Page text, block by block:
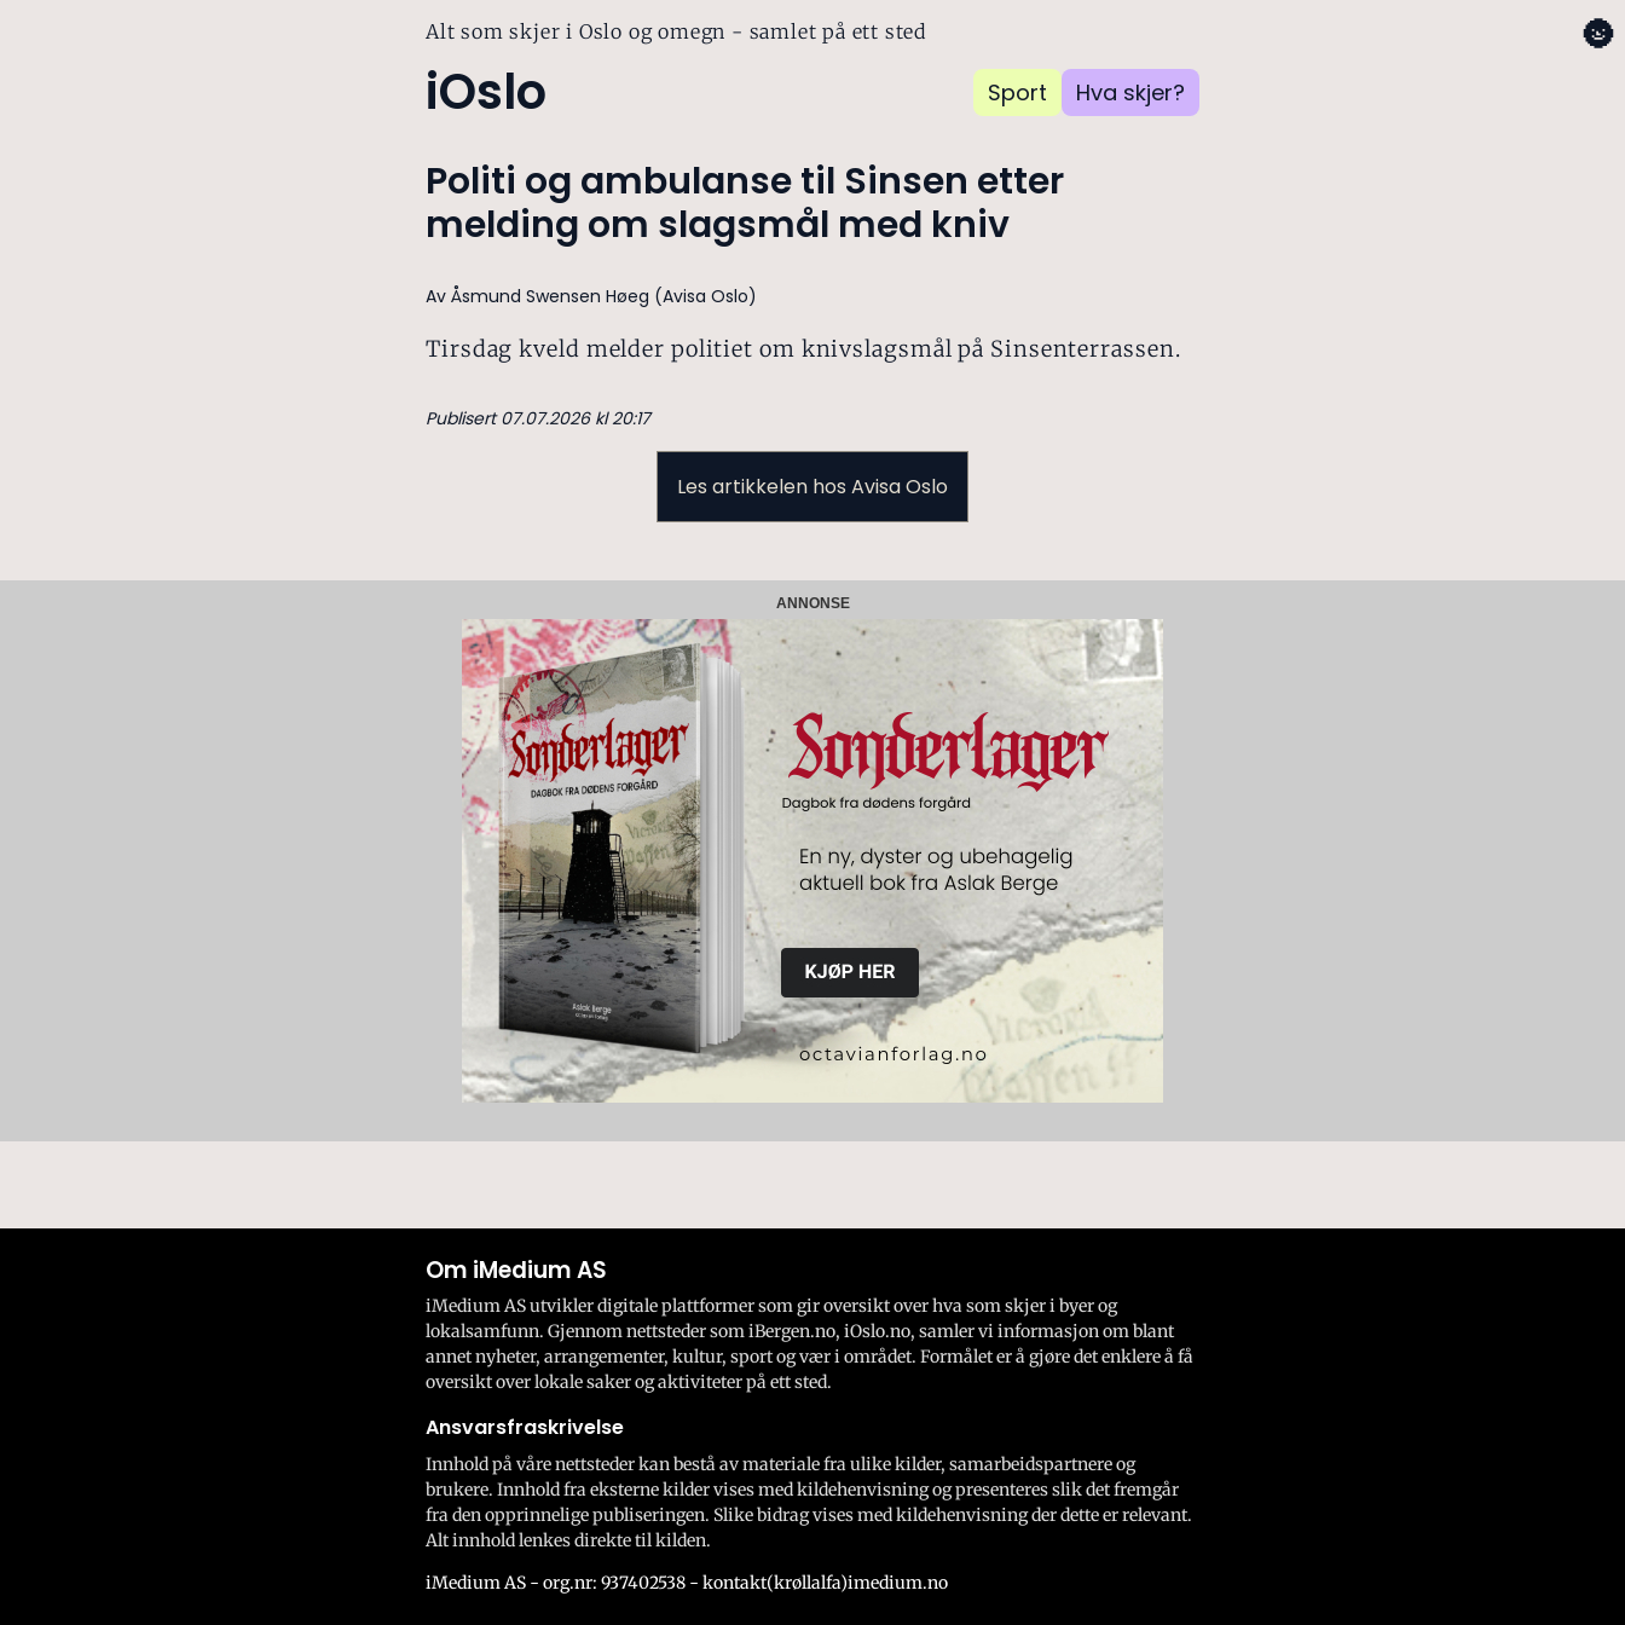
Alt som skjer i Oslo og omegn - samlet på ett sted
iOslo Sport Hva skjer?
🌚
Politi og ambulanse til Sinsen etter
melding om slagsmål med kniv
Av Åsmund Swensen Høeg (Avisa Oslo)
Tirsdag kveld melder politiet om knivslagsmål på Sinsenterrassen.
Publisert 07.07.2026 kl 20:17
Les artikkelen hos Avisa Oslo
ANNONSE
Om iMedium AS
iMedium AS utvikler digitale plattformer som gir oversikt over hva som skjer i byer og
lokalsamfunn. Gjennom nettsteder som iBergen.no, iOslo.no, samler vi informasjon om blant
annet nyheter, arrangementer, kultur, sport og vær i området. Formålet er å gjøre det enklere å få
oversikt over lokale saker og aktiviteter på ett sted.
Ansvarsfraskrivelse
Innhold på våre nettsteder kan bestå av materiale fra ulike kilder, samarbeidspartnere og
brukere. Innhold fra eksterne kilder vises med kildehenvisning og presenteres slik det fremgår
fra den opprinnelige publiseringen. Slike bidrag vises med kildehenvisning der dette er relevant.
Alt innhold lenkes direkte til kilden.
iMedium AS - org.nr: 937402538 - kontakt(krøllalfa)imedium.no